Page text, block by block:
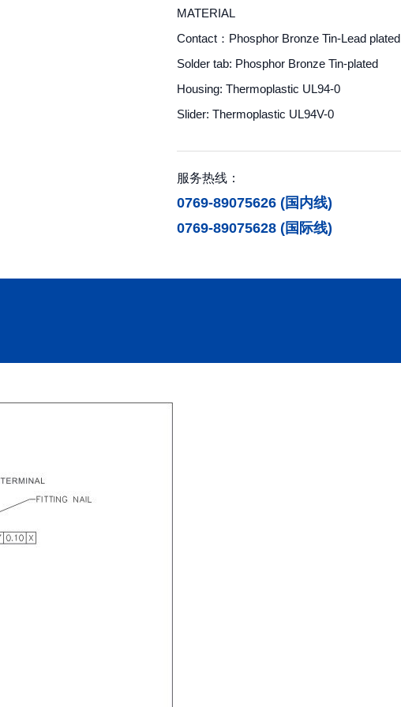
MATERIAL
Contact：Phosphor Bronze Tin-Lead plated
Solder tab: Phosphor Bronze Tin-plated
Housing: Thermoplastic UL94-0
Slider: Thermoplastic UL94V-0
服务热线：
0769-89075626 (国内线)
0769-89075628 (国际线)